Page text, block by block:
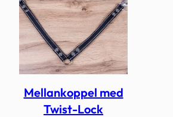
Mellankoppel med
Twist-Lock